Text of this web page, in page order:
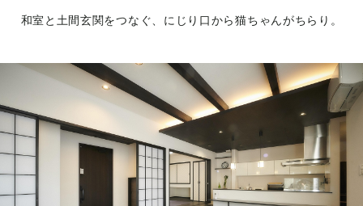
和室と土間玄関をつなぐ、にじり口から猫ちゃんがちらり。